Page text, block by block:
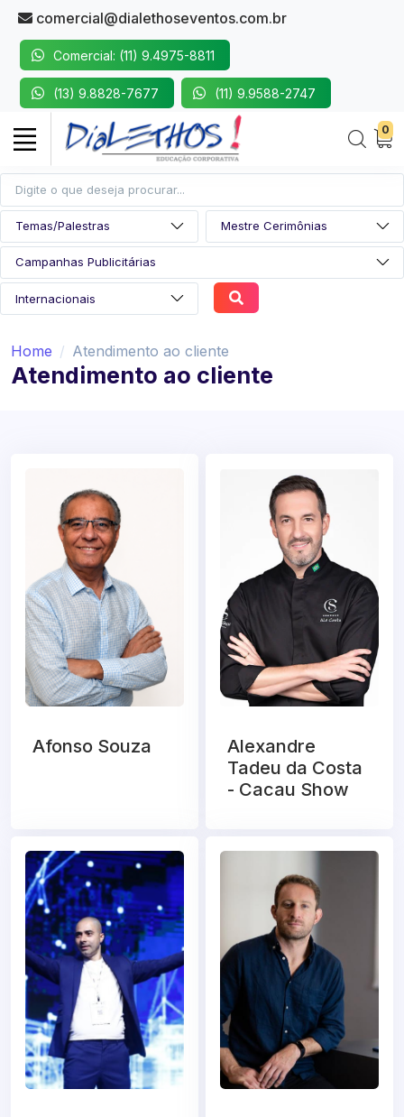
comercial@dialethoseventos.com.br
Comercial: (11) 9.4975-8811
(13) 9.8828-7677 (11) 9.9588-2747
0
Home Atendimento ao cliente
Atendimento ao cliente
Afonso Souza
Alexandre
Tadeu da Costa
- Cacau Show